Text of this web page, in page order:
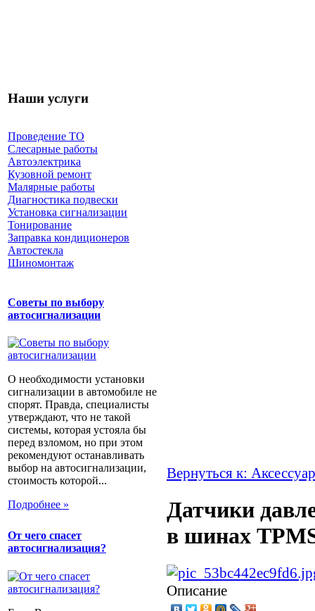
Наши услуги
Проведение ТО
Слесарные работы
Автоэлектрика
Кузовной ремонт
Малярные работы
Диагностика подвески
Установка сигнализации
Тонирование
Заправка кондиционеров
Автостекла
Шиномонтаж
Советы по выбору
автосигнализации
О необходимости установки
сигнализации в автомобиле не
спорят. Правда, специалисты
утверждают, что не такой
системы, которая устояла бы
перед взломом, но при этом
рекомендуют останавливать
выбор на автосигнализации,
стоимость которой...
Подробнее »
От чего спасет
автосигнализация?
Вернуться к:
Датчики
в шинах
Описание